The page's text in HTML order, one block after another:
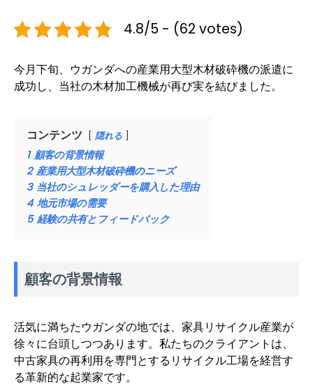
4.8/5 - (62 votes)
今月下旬、ウガンダへの産業用大型木材破砕機の派遣に
成功し、当社の木材加工機械が再び実を結びました。
コンテンツ 隠れる
1 顧客の背景情報
2 産業用大型木材破砕機のニーズ
3 当社のシュレッダーを購入した理由
4 地元市場の需要
5 経験の共有とフィードバック
顧客の背景情報
活気に満ちたウガンダの地では、家具リサイクル産業が
徐々に台頭しつつあります。私たちのクライアントは、
中古家具の再利用を専門とするリサイクル工場を経営す
る革新的な起業家です。